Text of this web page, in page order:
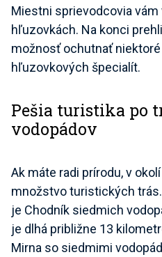
Miestni sprievodcovia
hľuzovkách. Na konci
možnosť ochutnať
hľuzovkových špecialít.
Pešia turistika po
vodopádov
Ak máte radi prírodu, v
množstvo turistických
je Chodník siedmich
je dlhá približne 13
Mirna so siedmimi